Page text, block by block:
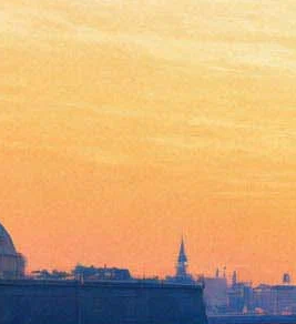
Новая Голландия
резиденты
«Газпром
Шнурову — они
26 сентября 2019, 12:55